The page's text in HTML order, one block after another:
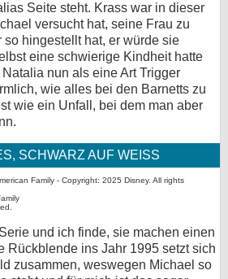
Seite steht. Krass war in dieser
versucht hat, seine Frau zu
hingestellt hat, er würde sie
eine schwierige Kindheit hatte
nun als eine Art Trigger
wie alles bei den Barnetts zu
wie ein Unfall, bei dem man aber
SCHWARZ AUF WEISS
und ich finde, sie machen einen
Rückblende ins Jahr 1995 setzt sich
zusammen, weswegen Michael so